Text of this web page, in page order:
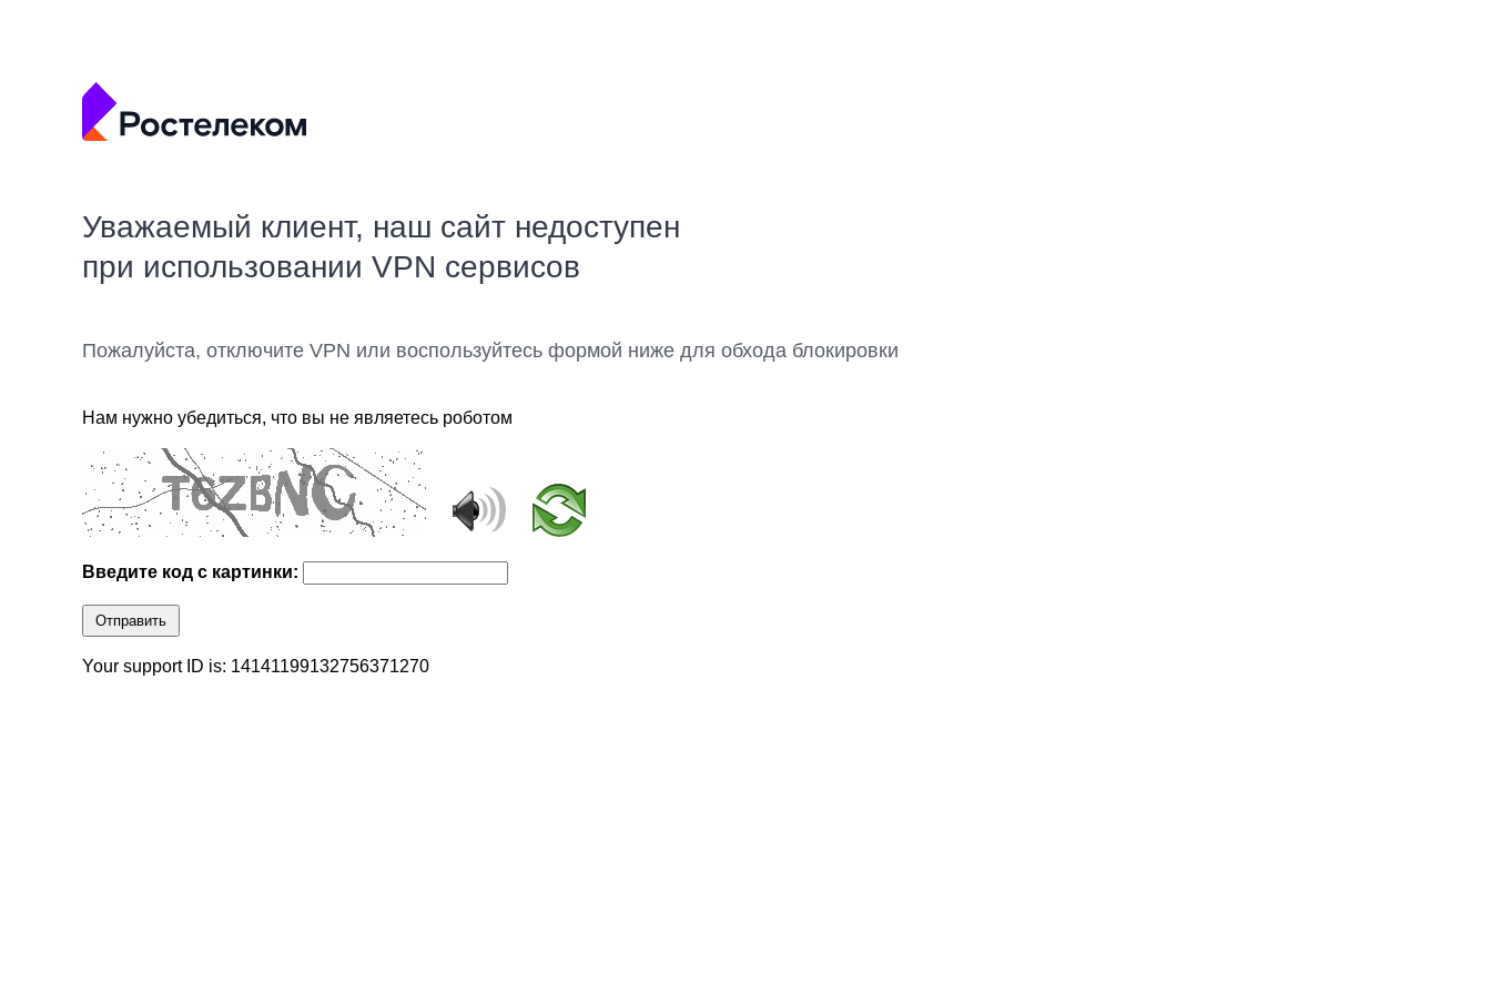
Уважаемый клиент, наш сайт недоступен
при использовании VPN сервисов
Пожалуйста, отключите VPN или воспользуйтесь формой ниже для обхода блокировки
Нам нужно убедиться, что вы не являетесь роботом
Введите код с картинки:
Отправить
Your support ID is: 14141199132756371270